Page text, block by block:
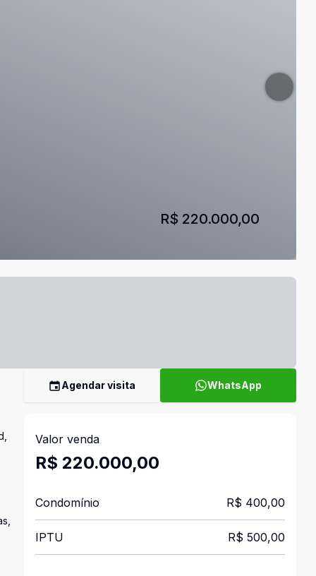
R$ 220.000,00
Agendar visita WhatsApp
Valor venda
R$ 220.000,00
Condomínio R$ 400,00
IPTU R$ 500,00